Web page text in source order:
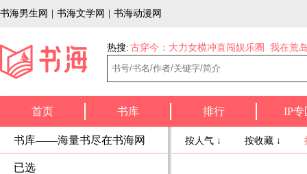
书海男生网 书海文学网 书海动漫网
热搜: 古穿今：大力女横冲直闯娱乐圈 我在荒
首页 书库 排行 IP专
书库——海量书尽在书海网
已选
按人气 ↓ 按收藏 ↓